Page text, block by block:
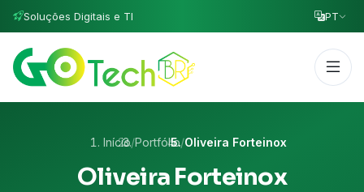
Soluções Digitais e TI PT
Início/Portfólio/Oliveira Forteinox
Oliveira Forteinox